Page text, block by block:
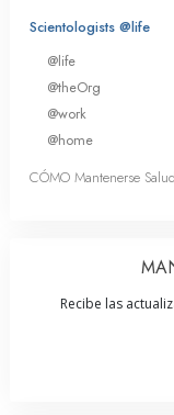
Scientologists @life
@life
@theOrg
@work
@home
CÓMO Mantenerse
Recibe las